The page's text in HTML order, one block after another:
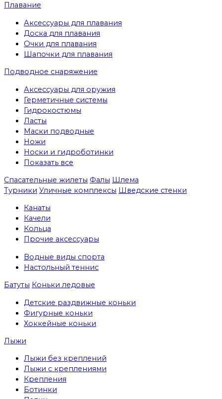
Плавание
Аксессуары для плавания
Доска для плавания
Очки для плавания
Шапочки для плавания
Подводное снаряжение
Аксессуары для оружия
Герметичные системы
Гидрокостюмы
Ласты
Маски подводные
Ножи
Носки и гидроботинки
Показать все
Спасательные жилеты Фалы Шлема
Турники Уличные комплексы Шведские стенки
Канаты
Качели
Кольца
Прочие аксессуары
Водные виды спорта
Настольный теннис
Батуты Коньки ледовые
Детские раздвижные коньки
Фигурные коньки
Хоккейные коньки
Лыжи
Лыжи без креплений
Лыжи с креплениями
Крепления
Ботинки